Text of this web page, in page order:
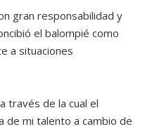
gran responsabilidad y
el balompié como
a situaciones
través de la cual el
de mi talento a cambio de